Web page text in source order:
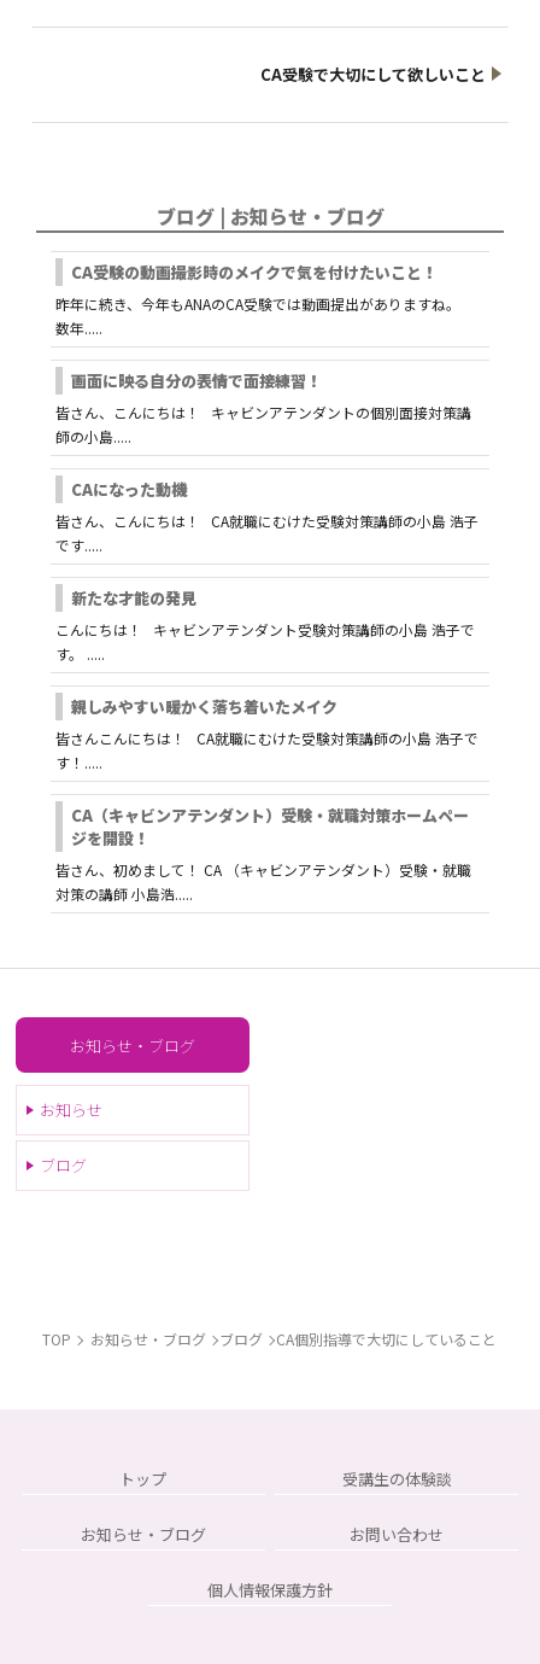
CA受験で大切にして欲しいこと
ブログ | お知らせ・ブログ
CA受験の動画撮影時のメイクで気を付けたいこと！
昨年に続き、今年もANAのCA受験では動画提出がありますね。
数年.....
画面に映る自分の表情で面接練習！
皆さん、こんにちは！ キャビンアテンダントの個別面接対策講
師の小島.....
CAになった動機
皆さん、こんにちは！ CA就職にむけた受験対策講師の小島 浩子
です.....
新たな才能の発見
こんにちは！ キャビンアテンダント受験対策講師の小島 浩子で
す。 .....
親しみやすい暖かく落ち着いたメイク
皆さんこんにちは！ CA就職にむけた受験対策講師の小島 浩子で
す！.....
CA（キャビンアテンダント）受験・就職対策ホームペー
ジを開設！
皆さん、初めまして！ CA （キャビンアテンダント）受験・就職
対策の講師 小島浩.....
お知らせ・ブログ
お知らせ
ブログ
TOP お知らせ・ブログ ブログ CA個別指導で大切にしていること
トップ 受講生の体験談
お知らせ・ブログ お問い合わせ
個人情報保護方針